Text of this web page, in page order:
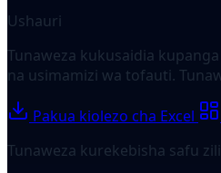
Ushauri
Tunaweza kukusaidia
na usimamizi wa tofauti.
Pakua kiolezo cha Excel
Tunaweza kurekebisha safu